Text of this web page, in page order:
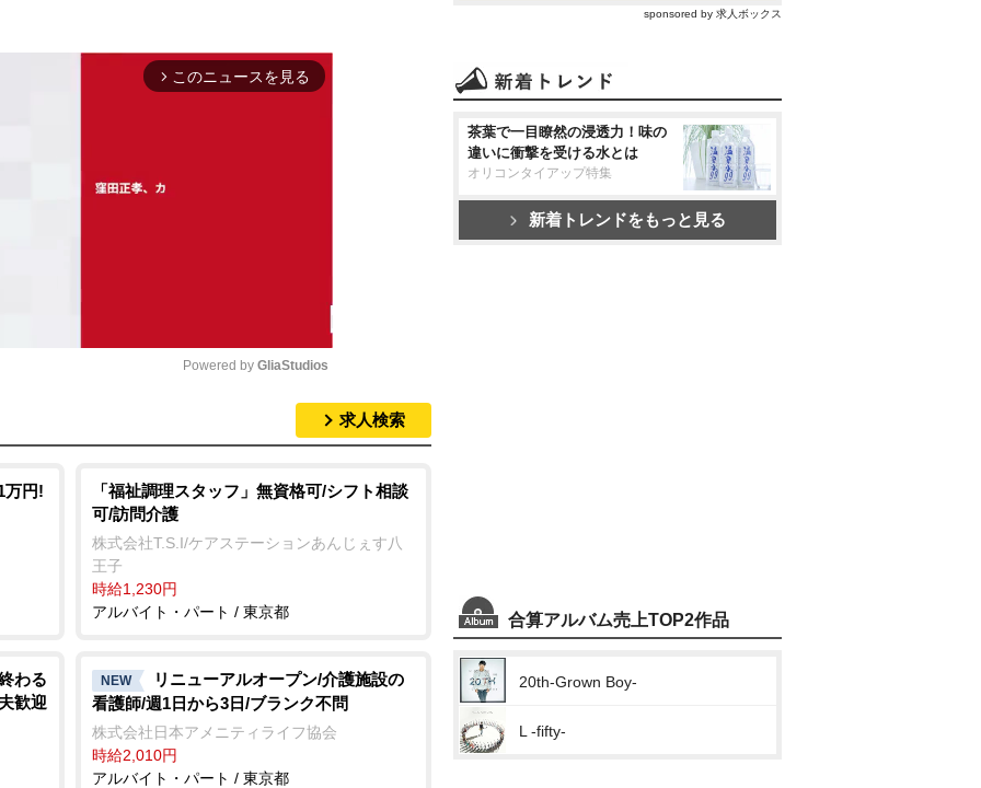
arrow_forward_ios このニュースを見る
Powered by GliaStudios
求人検索
万円!
「福祉調理スタッフ」無資格可/シフト相談
可/訪問介護
株式会社T.S.I/ケアステーションあんじぇす八
王子
時給1,230円
アルバイト・パート / 東京都
わる
歓迎
NEW
リニューアルオープン/介護施設の
看護師/週1日から3日/ブランク不問
株式会社日本アメニティライフ協会
時給2,010円
アルバイト・パート / 東京都
sponsored by 求人ボックス
茶葉で一目瞭然の浸透力！味の
違いに衝撃を受ける水とは
オリコンタイアップ特集
新着トレンドをもっと見る
合算アルバム売上TOP2作品
20th-Grown Boy-
L -fifty-